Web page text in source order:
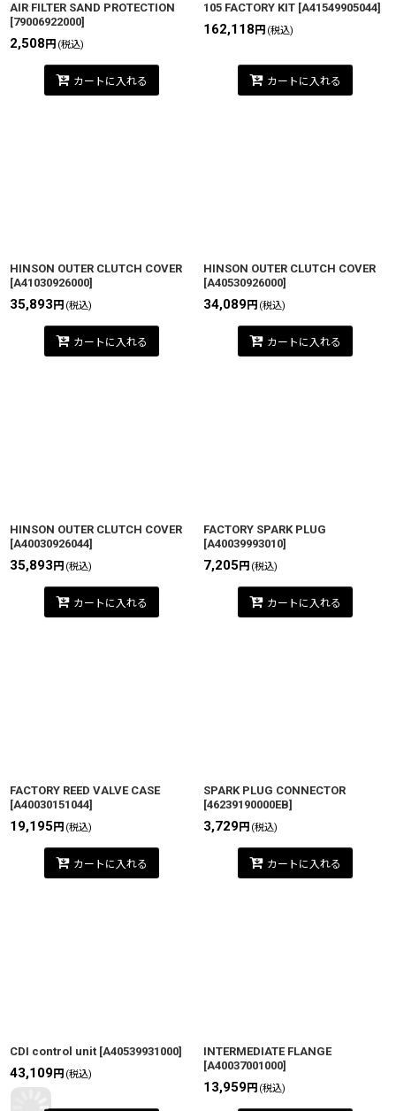
AIR FILTER SAND PROTECTION
[79006922000]
2,508 円 (税込)
カートに入れる
105 FACTORY KIT [A41549905044]
162,118 円 (税込)
カートに入れる
HINSON OUTER CLUTCH COVER
[A41030926000]
35,893 円 (税込)
カートに入れる
HINSON OUTER CLUTCH COVER
[A40530926000]
34,089円 (税込)
カートに入れる
HINSON OUTER CLUTCH COVER
[A40030926044]
35,893 円 (税込)
カートに入れる
FACTORY SPARK PLUG
[A40039993010]
7,205 円 (税込)
カートに入れる
FACTORY REED VALVE CASE
[A40030151044]
19,195 円 (税込)
カートに入れる
SPARK PLUG CONNECTOR
[46239190000EB]
3,729円 (税込)
カートに入れる
CDI control unit [A40539931000]
43,109円 (税込)
INTERMEDIATE FLANGE
[A40037001000]
13,959円 (税込)